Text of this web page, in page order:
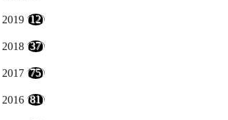
2019 (12)
2018 (37)
2017 (75)
2016 (81)